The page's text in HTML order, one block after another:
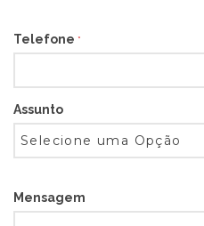
Telefone *
Assunto
Mensagem